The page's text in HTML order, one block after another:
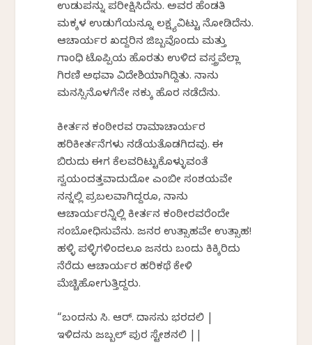
ಉಡುಪನ್ನು ಪರೀಕ್ಷಿಸಿದೆನು. ಅವರ ಹೆಂಡತಿ
ಮಕ್ಕಳ ಉಡುಗೆಯನ್ನೂ ಲಕ್ಷ್ಯವಿಟ್ಟು ನೋಡಿದೆನು.
ಆಚಾರ್ಯರ ಖದ್ದರಿನ ಜಿಬ್ಬವೊಂದು ಮತ್ತು
ಗಾಂಧಿ ಟೊಪ್ಪಿಯ ಹೊರತು ಉಳಿದ ವಸ್ತ್ರವೆಲ್ಲಾ
ಗಿರಣಿ ಅಥವಾ ವಿದೇಶಿಯಾಗಿದ್ದಿತು. ನಾನು
ಮನಸ್ಸಿನೊಳಗೆನೇ ನಕ್ಕು ಹೊರ ನಡೆದೆನು.
ಕೀರ್ತನ ಕಂಠೀರವ ರಾಮಾಚಾರ್ಯರ
ಹರಿಕೀರ್ತನೆಗಳು ನಡೆಯತೊಡಗಿದವು. ಈ
ಬಿರುದು ಈಗ ಕೆಲವರಿಟ್ಟುಕೊಳ್ಳುವಂತೆ
ಸ್ವಯಂದತ್ತವಾದುದೋ ಎಂಬೀ ಸಂಶಯವೇ
ನನ್ನಲ್ಲಿ ಪ್ರಬಲವಾಗಿದ್ದರೂ, ನಾನು
ಆಚಾರ್ಯರನ್ನಿಲ್ಲಿ ಕೀರ್ತನ ಕಂಠೀರವರೆಂದೇ
ಸಂಬೋಧಿಸುವೆನು. ಜನರ ಉತ್ಸಾಹವೇ ಉತ್ಸಾಹ!
ಹಳ್ಳಿ ಪಳ್ಳಿಗಳಿಂದಲೂ ಜನರು ಬಂದು ಕಿಕ್ಕಿರಿದು
ನೆರೆದು ಆಚಾರ್ಯರ ಹರಿಕಥೆ ಕೇಳಿ
ಮೆಚ್ಚಿಹೋಗುತ್ತಿದ್ದರು.
“ಬಂದನು ಸಿ. ಆರ್. ದಾಸನು ಭರದಲಿ |
ಇಳಿದನು ಜಬ್ಬಲ್ ಪುರ ಸ್ಟೇಶನಲಿ ||